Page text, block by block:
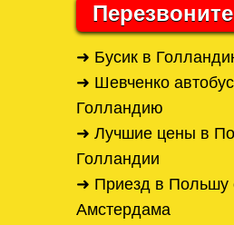
Перезвоните
➜ Бусик в
➜ Шевченко
Голландию
➜ Лучшие цены в
Голландии
➜ Приезд в Польшу
Амстердама